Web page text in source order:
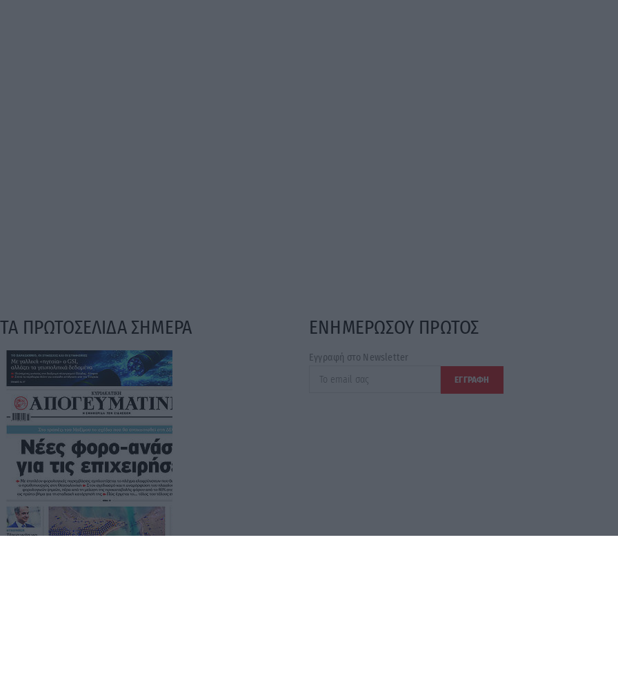
ΤΑ ΠΡΩΤΟΣΕΛΙΔΑ ΣΗΜΕΡΑ ΕΝΗΜΕΡΩΣΟΥ ΠΡΩΤΟΣ
Εγγραφή στο Newsletter